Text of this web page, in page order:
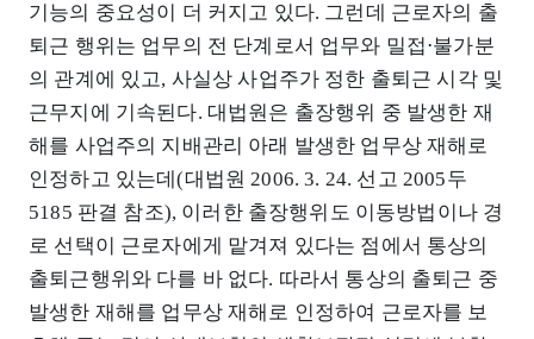
기능의 중요성이 더 커지고 있다. 그런데 근로자의 출
퇴근 행위는 업무의 전 단계로서 업무와 밀접⋅불가분
의 관계에 있고, 사실상 사업주가 정한 출퇴근 시각 및
근무지에 기속된다. 대법원은 출장행위 중 발생한 재
해를 사업주의 지배관리 아래 발생한 업무상 재해로
인정하고 있는데(대법원 2006. 3. 24. 선고 2005두
5185 판결 참조), 이러한 출장행위도 이동방법이나 경
로 선택이 근로자에게 맡겨져 있다는 점에서 통상의
출퇴근행위와 다를 바 없다. 따라서 통상의 출퇴근 중
발생한 재해를 업무상 재해로 인정하여 근로자를 보